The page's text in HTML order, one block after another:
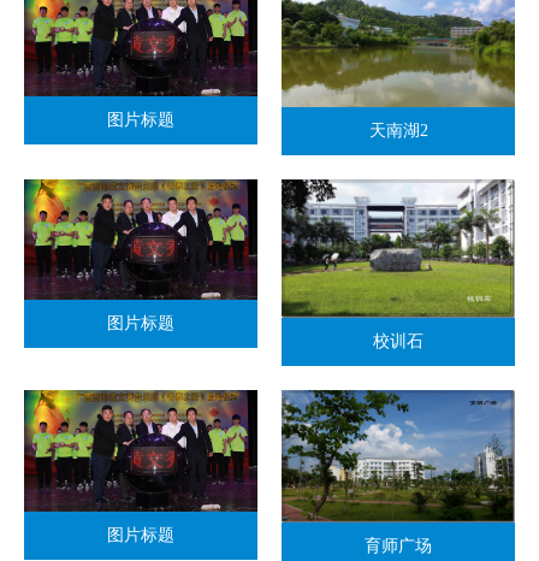
图片标题
天南湖2
图片标题
校训石
图片标题
育师广场